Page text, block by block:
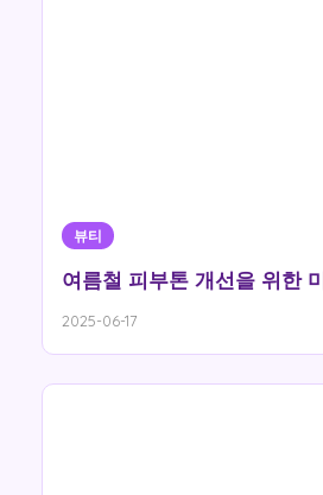
뷰티
여름철 피부톤 개선을 위한
2025-06-17